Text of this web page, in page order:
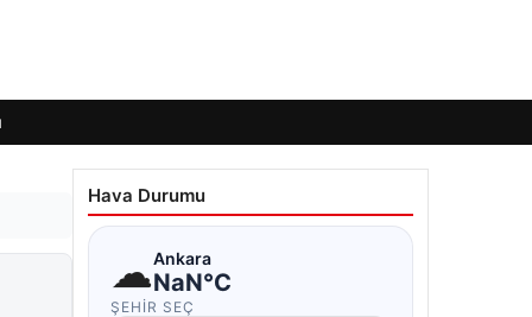
Hava Durumu
☁Ankara
NaN°C
ŞEHIR SEÇ